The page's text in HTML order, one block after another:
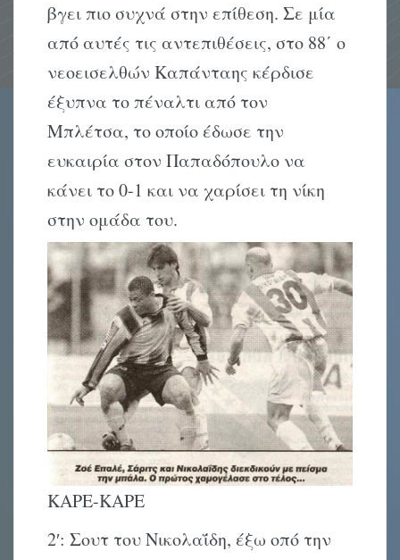
βγει πιο συχνά στην επίθεση. Σε μία
από αυτές τις αντεπιθέσεις, στο 88΄ ο
νεοεισελθών Καπάνταης κέρδισε
έξυπνα το πέναλτι από τον
Μπλέτσα, το οποίο έδωσε την
ευκαιρία στον Παπαδόπουλο να
κάνει το 0-1 και να χαρίσει τη νίκη
στην ομάδα του.
ΚΑΡΕ-ΚΑΡΕ
2′: Σουτ του Νικολαΐδη, έξω οπό την